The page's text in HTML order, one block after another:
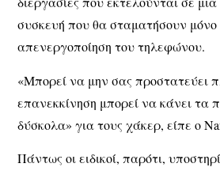
συσκευή που θα σταματήσουν μόνο
απενεργοποίηση του τηλεφώνου.
«Μπορεί να μην σας προστατεύει
επανεκκίνηση μπορεί να κάνει τα
δύσκολα» για τους χάκερ, είπε ο
Πάντως οι ειδικοί, παρότι,